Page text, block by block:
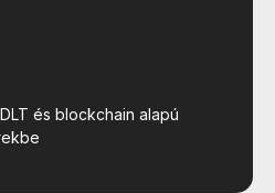
és blockchain alapú